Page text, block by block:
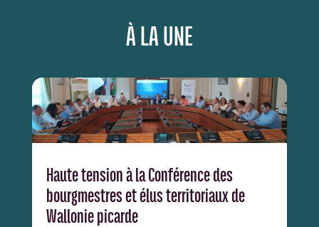
À LA UNE
Haute tension à la Conférence des
bourgmestres et élus territoriaux de
Wallonie picarde